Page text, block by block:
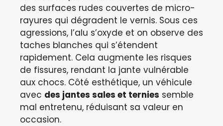
des surfaces rudes couvertes de micro-
rayures qui dégradent le vernis. Sous ces
agressions, l’alu s’oxyde et on observe des
taches blanches qui s’étendent
rapidement. Cela augmente les risques
de fissures, rendant la jante vulnérable
aux chocs. Côté esthétique, un véhicule
avec des jantes sales et ternies semble
mal entretenu, réduisant sa valeur en
occasion.